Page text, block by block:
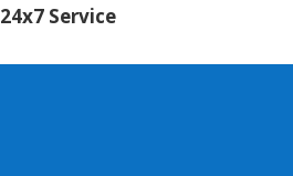
24x7 Service